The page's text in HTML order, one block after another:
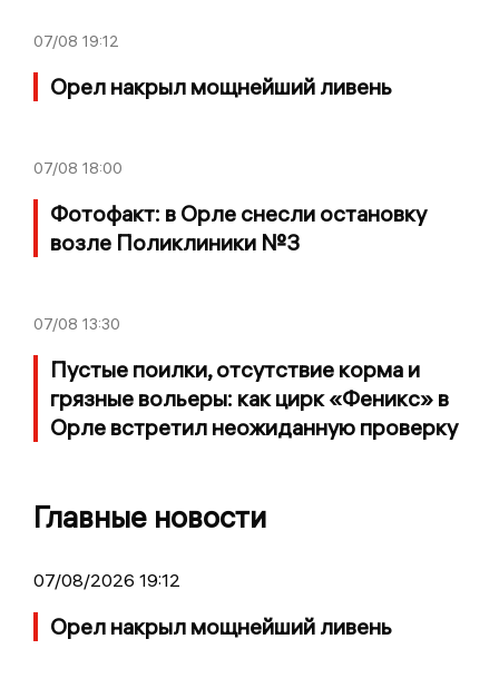
07/08 19:12
Орел накрыл мощнейший ливень
07/08 18:00
Фотофакт: в Орле снесли остановку
возле Поликлиники №3
07/08 13:30
Пустые поилки, отсутствие корма и
грязные вольеры: как цирк «Феникс» в
Орле встретил неожиданную проверку
Главные новости
07/08/2026 19:12
Орел накрыл мощнейший ливень